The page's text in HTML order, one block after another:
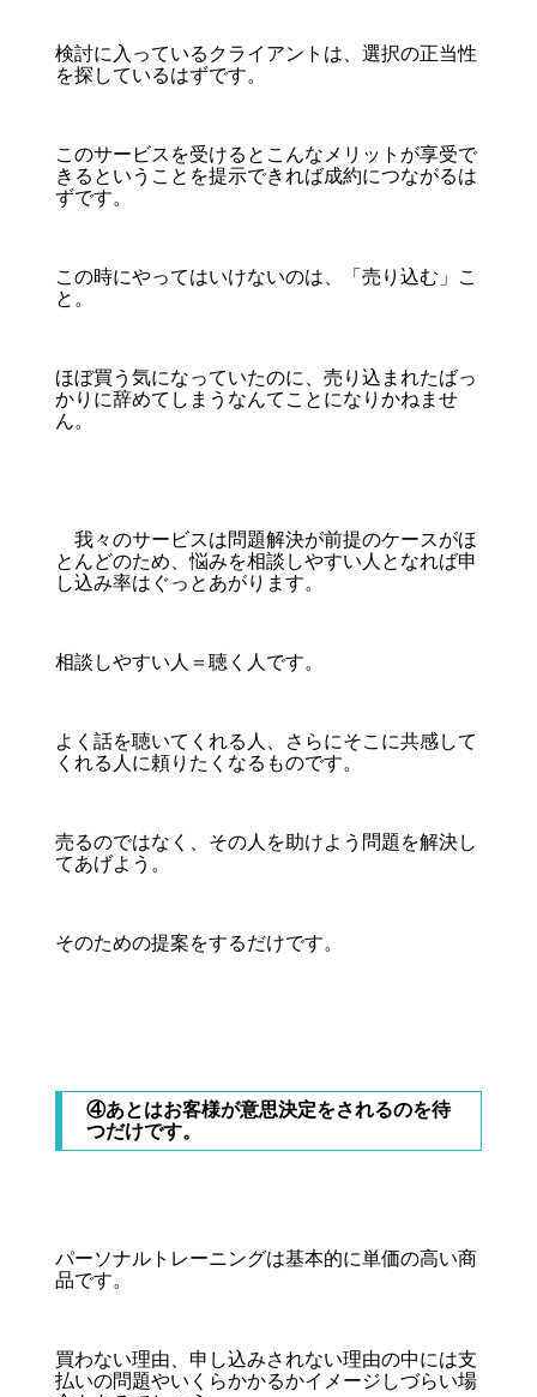
検討に入っているクライアントは、選択の正当性
を探しているはずです。
このサービスを受けるとこんなメリットが享受で
きるということを提示できれば成約につながるは
ずです。
この時にやってはいけないのは、「売り込む」こ
と。
ほぼ買う気になっていたのに、売り込まれたばっ
かりに辞めてしまうなんてことになりかねませ
ん。
我々のサービスは問題解決が前提のケースがほ
とんどのため、悩みを相談しやすい人となれば申
し込み率はぐっとあがります。
相談しやすい人＝聴く人です。
よく話を聴いてくれる人、さらにそこに共感して
くれる人に頼りたくなるものです。
売るのではなく、その人を助けよう問題を解決し
てあげよう。
そのための提案をするだけです。
④あとはお客様が意思決定をされるのを待
つだけです。
パーソナルトレーニングは基本的に単価の高い商
品です。
買わない理由、申し込みされない理由の中には支
払いの問題やいくらかかるかイメージしづらい場